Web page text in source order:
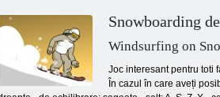
Snowboarding
Windsurfing on
Joc interesant pentru toti
În cazul în care aveți